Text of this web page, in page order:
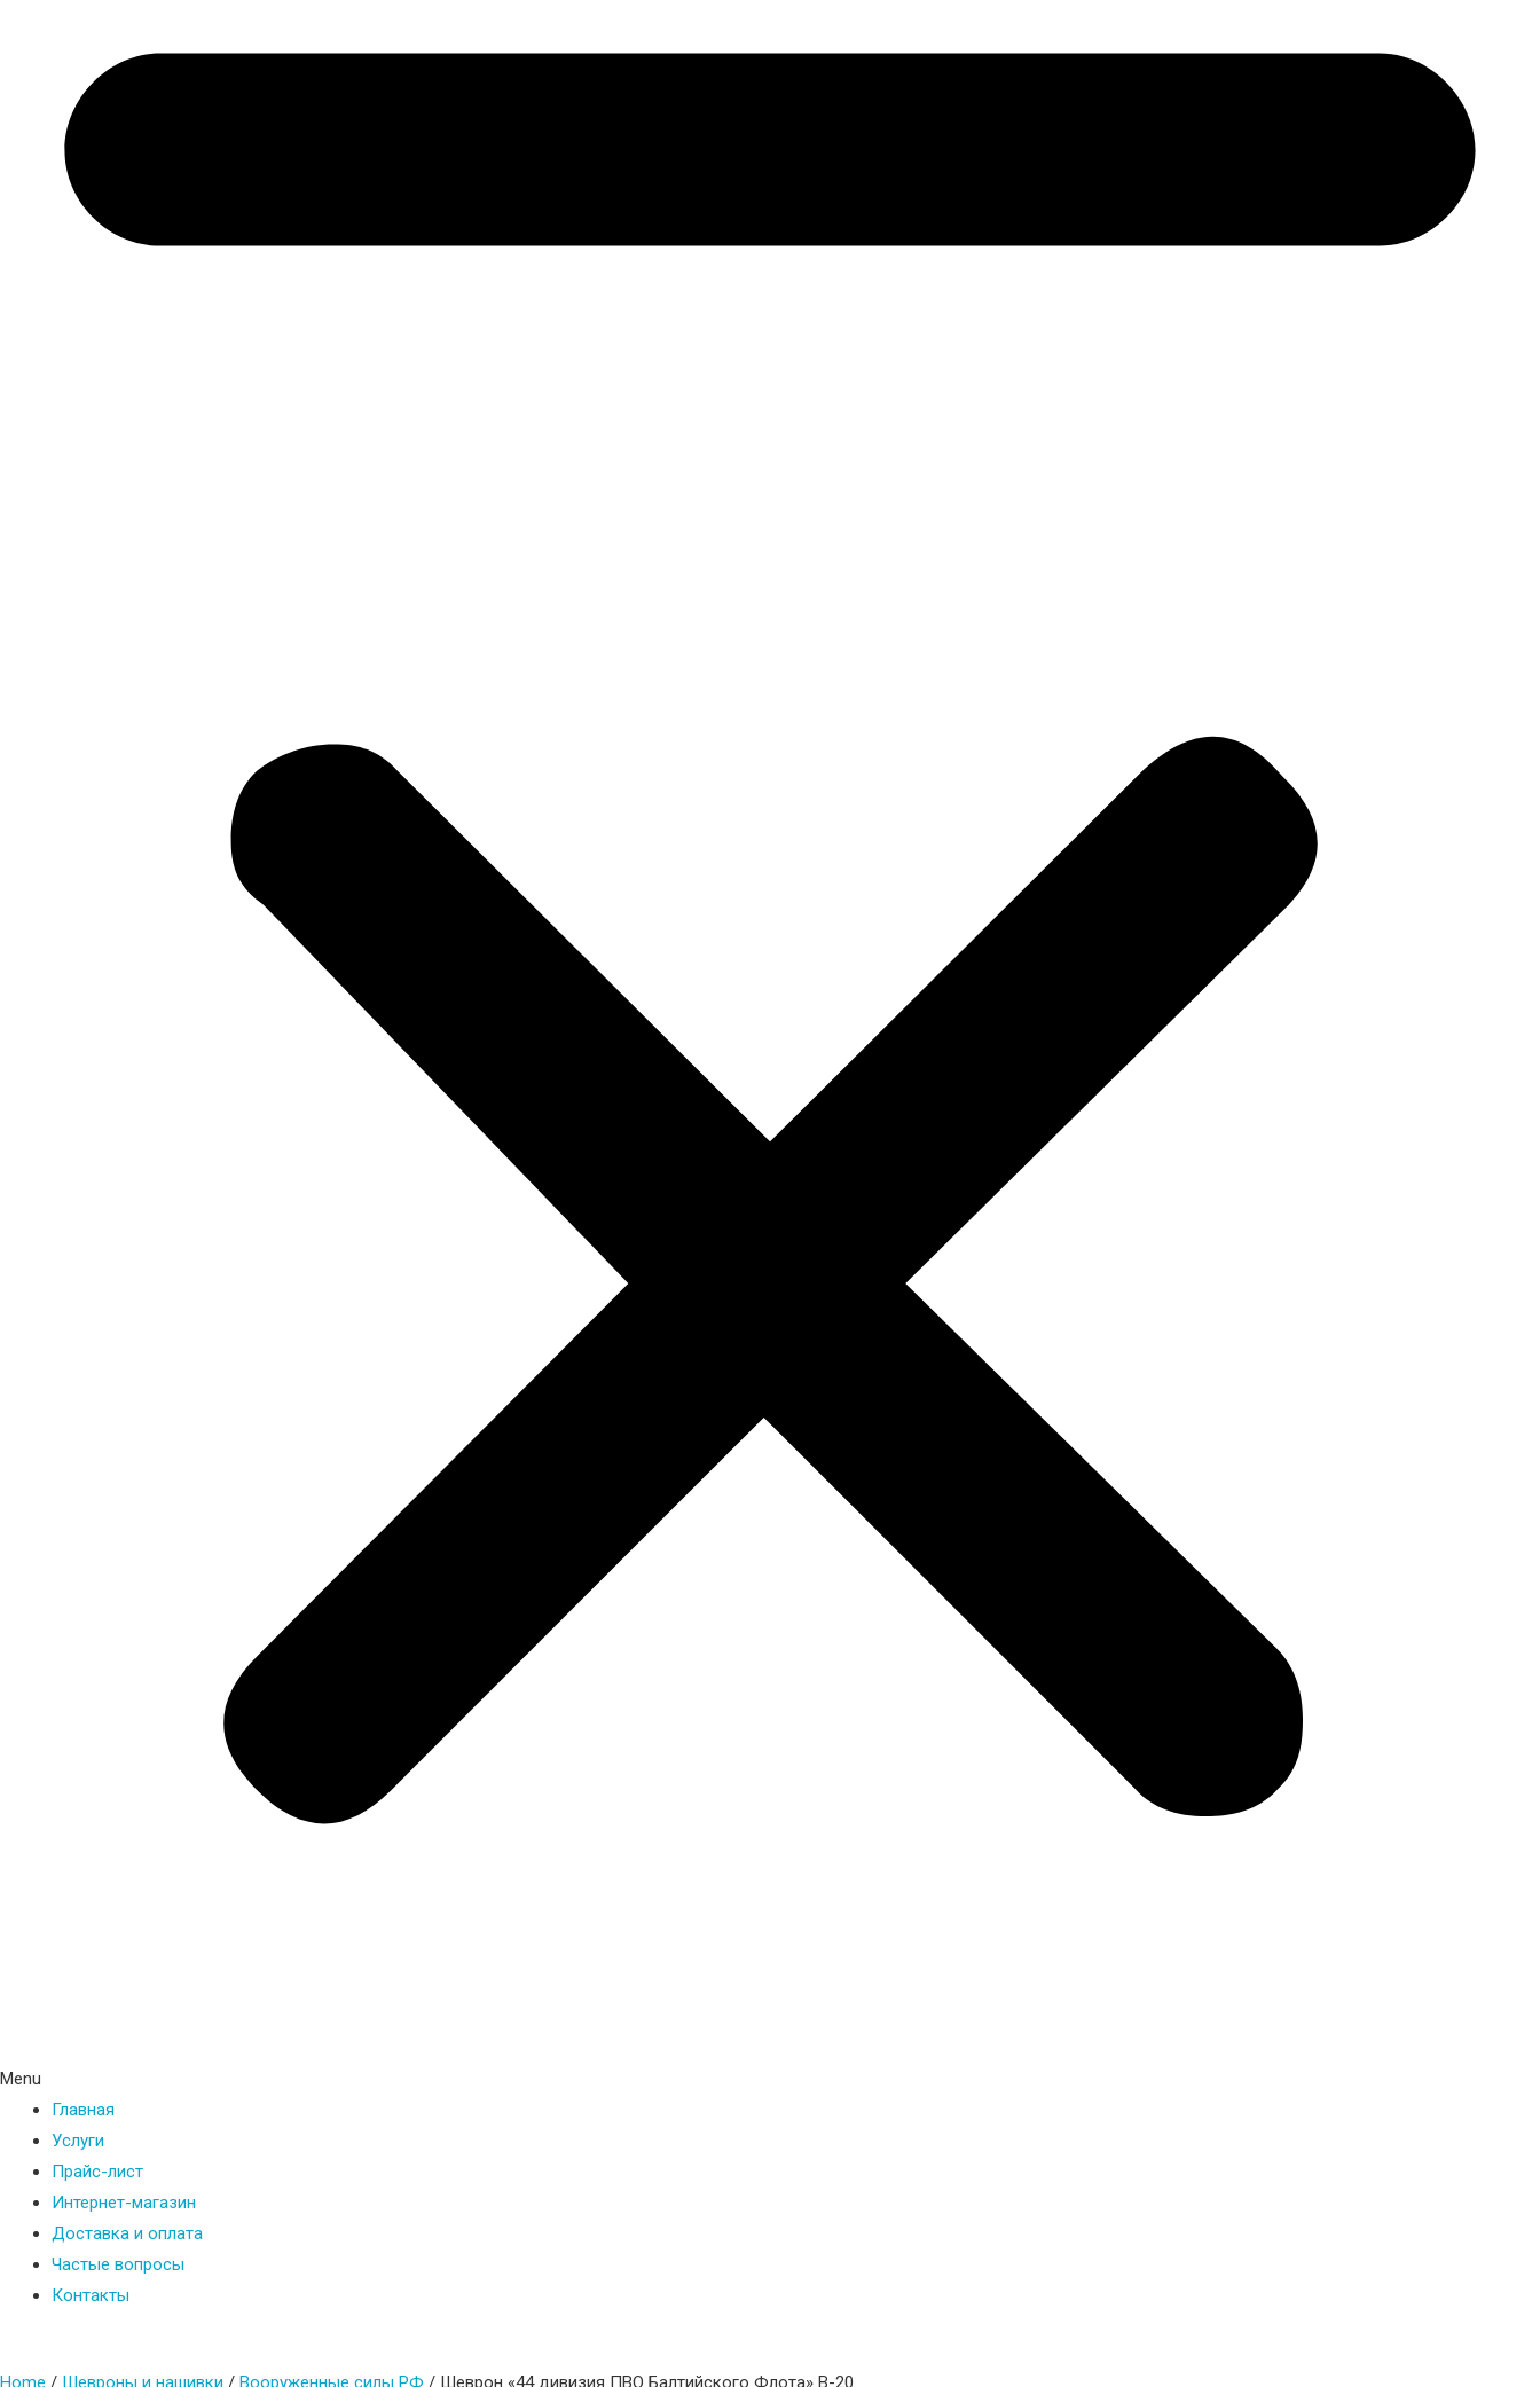
Menu
Главная
Услуги
Прайс-лист
Интернет-магазин
Доставка и оплата
Частые вопросы
Контакты
Home / Шевроны и нашивки / Вооруженные силы РФ / Шеврон «44 дивизия ПВО Балтийского Флота» В-20